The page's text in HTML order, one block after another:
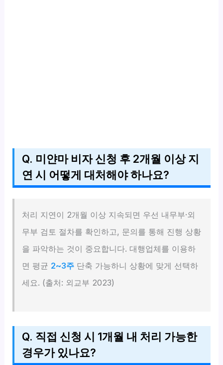
Q. 미얀마 비자 신청 후 2개월 이상 지
연 시 어떻게 대처해야 하나요?
처리 지연이 2개월 이상 지속되면 우선 내무부·외
무부 검토 절차를 확인하고, 문의를 통해 진행 상황
을 파악하는 것이 중요합니다. 대행업체를 이용하
면 평균 2~3주 단축 가능하니 상황에 맞게 선택하
세요. (출처: 외교부 2023)
Q. 직접 신청 시 1개월 내 처리 가능한
경우가 있나요?